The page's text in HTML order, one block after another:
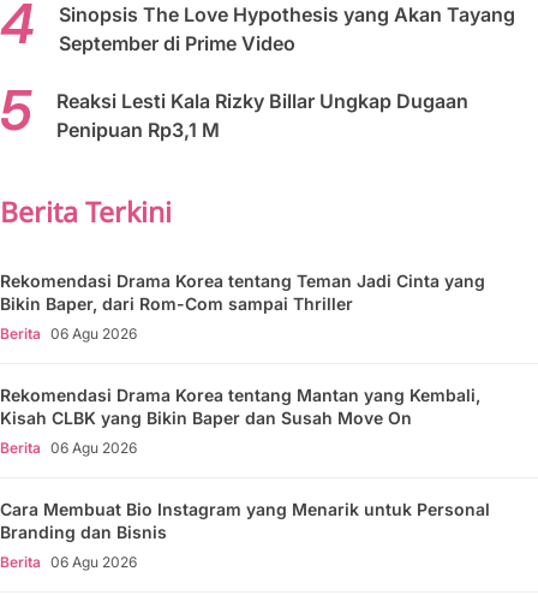
Sinopsis The Love Hypothesis yang Akan Tayang
September di Prime Video
Reaksi Lesti Kala Rizky Billar Ungkap Dugaan
Penipuan Rp3,1 M
Berita Terkini
Rekomendasi Drama Korea tentang Teman Jadi Cinta yang
Bikin Baper, dari Rom-Com sampai Thriller
Berita 06 Agu 2026
Rekomendasi Drama Korea tentang Mantan yang Kembali,
Kisah CLBK yang Bikin Baper dan Susah Move On
Berita 06 Agu 2026
Cara Membuat Bio Instagram yang Menarik untuk Personal
Branding dan Bisnis
Berita 06 Agu 2026